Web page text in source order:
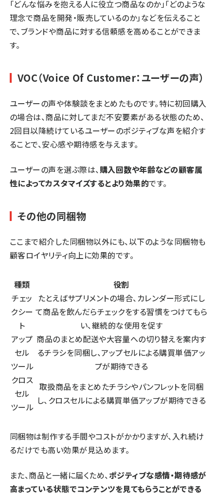
「どんな悩みを抱える人に役立つ商品なのか」「どのような
理念で商品を開発・販売しているのか」などを伝えること
で、ブランドや商品に対する信頼感を高めることができま
す。
VOC（Voice Of Customer：ユーザーの声）
ユーザーの声や体験談をまとめたものです。特に初回購入
の場合は、商品に対してまだ不安要素がある状態のため、
2回目以降続けているユーザーのポジティブな声を紹介す
ることで、安心感や期待感を与えます。
ユーザーの声を選ぶ際は、購入回数や年齢などの顧客属
性によってカスタマイズするとより効果的です。
その他の同梱物
ここまで紹介した同梱物以外にも、以下のような同梱物も
顧客ロイヤリティ向上に効果的です。
種類
役割
チェッ
クシー
ト
たとえばサプリメントの場合、カレンダー形式にし
て商品を飲んだらチェックをする習慣をつけてもら
い、継続的な使用を促す
アップ
セル
ツール
商品のまとめ配送や大容量への切り替えを案内す
るチラシを同梱し、アップセルによる購買単価アッ
プが期待できる
クロス
セル
ツール
取扱商品をまとめたチラシやパンフレットを同梱
し、クロスセルによる購買単価アップが期待できる
同梱物は制作する手間やコストがかかりますが、入れ続け
るだけでも高い効果が見込めます。
また、商品と一緒に届くため、ポジティブな感情・期待感が
高まっている状態でコンテンツを見てもらうことができる